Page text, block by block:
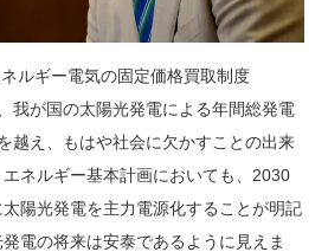
ルギー電気の固定価格買取制度
我が国の太陽光発電による年間総発電
越え、もはや社会に欠かすことの出来
ネルギー基本計画においても、2030
陽光発電を主力電源化することが明記
電の将来は安泰であるように見えま